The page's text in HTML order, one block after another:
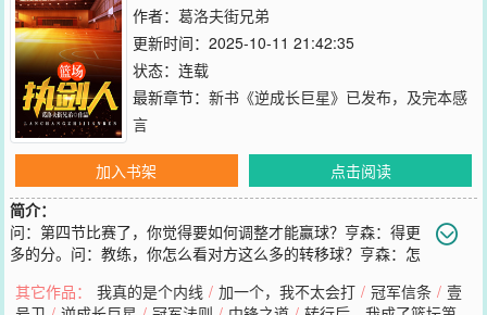
作者： 葛洛夫街兄弟
更新时间：2025-10-11 21:42:35
状态：连载
最新章节： 新书《逆成长巨星》已发布，及完本感
言
加入书架
点击阅读
简介：
问：第四节比赛了，你觉得要如何调整才能赢球？亨森：得更
多的分。问：教练，你怎么看对方这么多的转移球？亨森：怎
亨森：看情况吧，难不成你想我现在去交易几个球员？有人说亨森就
其它作品： 我真的是个内线 / 加一个，我不太会打 / 冠军信条 / 壹